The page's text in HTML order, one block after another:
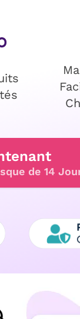
de 14